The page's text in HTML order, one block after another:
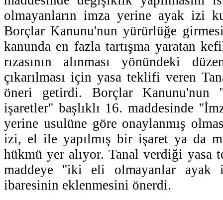
olmayanların imza yerine ayak izi
Borçlar Kanunu'nun yürürlüğe
kanunda en fazla tartışma yaratan
rızasının alınması yönündeki
çıkarılması için yasa teklifi veren
öneri getirdi. Borçlar Kanunu'nun
işaretler'' başlıklı 16. maddesinde
yerine usulüne göre onaylanmış
izi, el ile yapılmış bir işaret ya da
hükmü yer alıyor. Tanal verdiği yasa
maddeye ''iki eli olmayanlar ayak
ibaresinin eklenmesini önerdi.